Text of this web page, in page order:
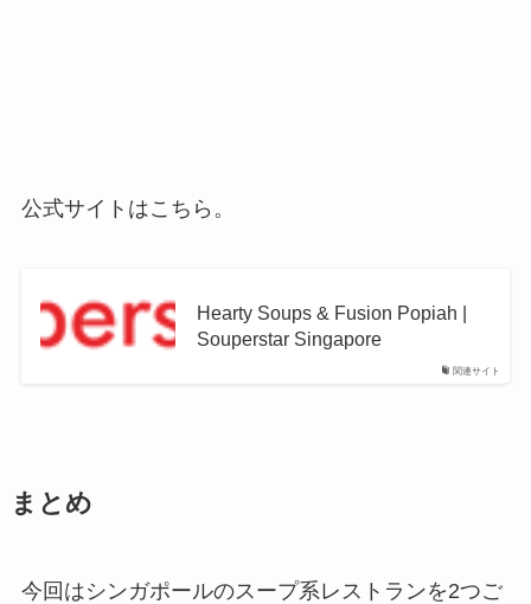
公式サイトはこちら。
関連サイト
Hearty Soups & Fusion Popiah |
Souperstar Singapore
まとめ
今回はシンガポールのスープ系レストランを2つご